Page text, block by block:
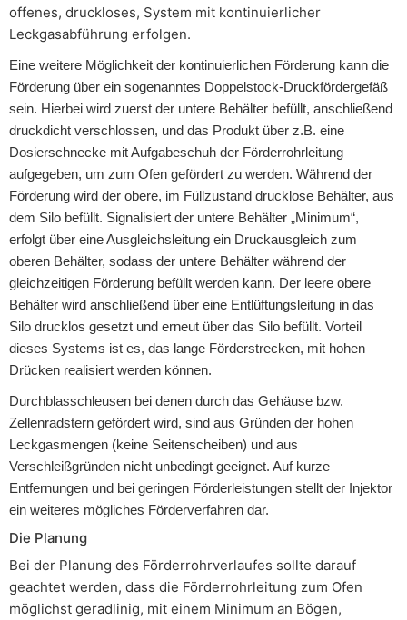
offenes, druckloses, System mit kontinuierlicher
Leckgasabführung erfolgen.
Eine weitere Möglichkeit der kontinuierlichen Förderung kann die
Förderung über ein sogenanntes Doppelstock-Druckfördergefäß
sein. Hierbei wird zuerst der untere Behälter befüllt, anschließend
druckdicht verschlossen, und das Produkt über z.B. eine
Dosierschnecke mit Aufgabeschuh der Förderrohrleitung
aufgegeben, um zum Ofen gefördert zu werden. Während der
Förderung wird der obere, im Füllzustand drucklose Behälter, aus
dem Silo befüllt. Signalisiert der untere Behälter „Minimum“,
erfolgt über eine Ausgleichsleitung ein Druckausgleich zum
oberen Behälter, sodass der untere Behälter während der
gleichzeitigen Förderung befüllt werden kann. Der leere obere
Behälter wird anschließend über eine Entlüftungsleitung in das
Silo drucklos gesetzt und erneut über das Silo befüllt. Vorteil
dieses Systems ist es, das lange Förderstrecken, mit hohen
Drücken realisiert werden können.
Durchblasschleusen bei denen durch das Gehäuse bzw.
Zellenradstern gefördert wird, sind aus Gründen der hohen
Leckgasmengen (keine Seitenscheiben) und aus
Verschleißgründen nicht unbedingt geeignet. Auf kurze
Entfernungen und bei geringen Förderleistungen stellt der Injektor
ein weiteres mögliches Förderverfahren dar.
Die Planung
Bei der Planung des Förderrohrverlaufes sollte darauf
geachtet werden, dass die Förderrohrleitung zum Ofen
möglichst geradlinig, mit einem Minimum an Bögen,